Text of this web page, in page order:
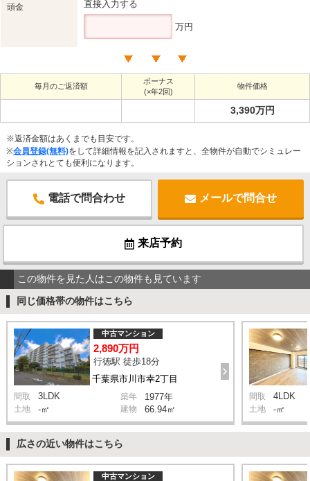
頭金 直接入力する
万円
毎月のご返済額
ボーナス
(×年2回)
物件価格
3,390万円
※返済金額はあくまでも目安です。
※会員登録(無料)をして詳細情報を記入されますと、全物件が自動でシミュレー
ションされとても便利になります。
電話で問合わせ メールで問合せ
来店予約
この物件を見た人はこの物件も見ています
同じ価格帯の物件はこちら
千葉県市川市幸2丁目
中古マンション
2,890万円
行徳駅 徒歩18分
間取 3LDK 築年 1977年
土地 -㎡ 建物 66.94㎡
間取 4LDK
土地 -㎡
広さの近い物件はこちら
中古マンション